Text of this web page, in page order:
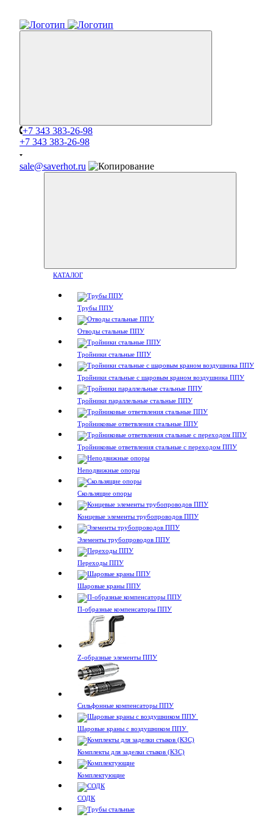
+7 343 383-26-98
+7 343 383-26-98
sale@saverhot.ru
КАТАЛОГ
Трубы ППУ
Отводы стальные ППУ
Тройники стальные ППУ
Тройники стальные с шаровым краном воздушника ППУ
Тройники параллельные стальные ППУ
Тройниковые ответвления стальные ППУ
Тройниковые ответвления стальные с переходом ППУ
Неподвижные опоры
Скользящие опоры
Концевые элементы трубопроводов ППУ
Элементы трубопроводов ППУ
Переходы ППУ
Шаровые краны ППУ
П-образные компенсаторы ППУ
Z-образные элементы ППУ
Сильфонные компенсаторы ППУ
Шаровые краны с воздушником ППУ
Комплекты для заделки стыков (КЗС)
Комплектующие
СОДК